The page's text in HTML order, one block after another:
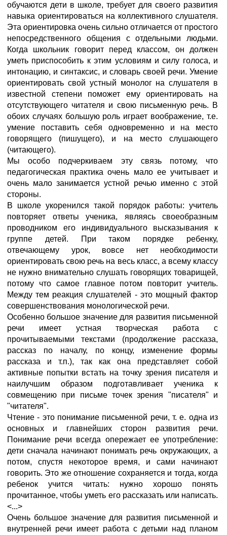
обучаются дети в школе, требует для своего развития
навыка ориентироваться на коллективного слушателя.
Эта ориентировка очень сильно отличается от простого
непосредственного общения с отдельными людьми.
Когда школьник говорит перед классом, он должен
уметь приспособить к этим условиям и силу голоса, и
интонацию, и синтаксис, и словарь своей речи. Умение
ориентировать свой устный монолог на слушателя в
известной степени поможет ему ориентировать на
отсутствующего читателя и свою письменную речь. В
обоих случаях большую роль играет воображение, т.е.
умение поставить себя одновременно и на место
говорящего (пишущего), и на место слушающего
(читающего).
Мы особо подчеркиваем эту связь потому, что
педагогическая практика очень мало ее учитывает и
очень мало занимается устной речью именно с этой
стороны.
В школе укоренился такой порядок работы: учитель
повторяет ответы ученика, являясь своеобразным
проводником его индивидуального высказывания к
группе детей. При таком порядке ребенку,
отвечающему урок, вовсе нет необходимости
ориентировать свою речь на весь класс, а всему классу
не нужно внимательно слушать говорящих товарищей,
потому что самое главное потом повторит учитель.
Между тем реакция слушателей - это мощный фактор
совершенствования монологической речи.
Особенно большое значение для развития письменной
речи имеет устная творческая работа с
прочитываемыми текстами (продолжение рассказа,
рассказ по началу, по концу, изменение формы
рассказа и т.п.), так как она представляет собой
активные попытки встать на точку зрения писателя и
наилучшим образом подготавливает ученика к
совмещению при письме точек зрения "писателя" и
"читателя".
Чтение - это понимание письменной речи, т. е. одна из
основных и главнейших сторон развития речи.
Понимание речи всегда опережает ее употребление:
дети сначала начинают понимать речь окружающих, а
потом, спустя некоторое время, и сами начинают
говорить. Это же отношение сохраняется и тогда, когда
ребенок учится читать: нужно хорошо понять
прочитанное, чтобы уметь его рассказать или написать.
<...>
Очень большое значение для развития письменной и
внутренней речи имеет работа с детьми над планом